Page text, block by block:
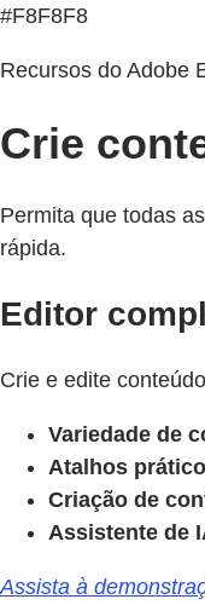
#F8F8F8
Recursos do Adobe
Crie
Permita que todas
rápida.
Editor
Crie e edite
Variedade de
Atalhos
Criação de
Assistente de
Assista à